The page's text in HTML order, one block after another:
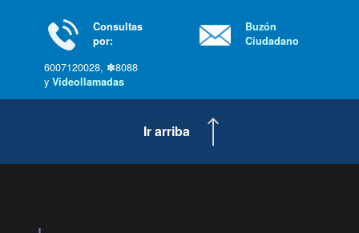
Consultas
por:
6007120028, ✽8088
y Videollamadas
Buzón
Ciudadano
Ir arriba